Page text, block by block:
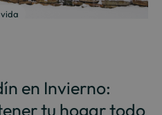
en Invierno:
tu hogar todo